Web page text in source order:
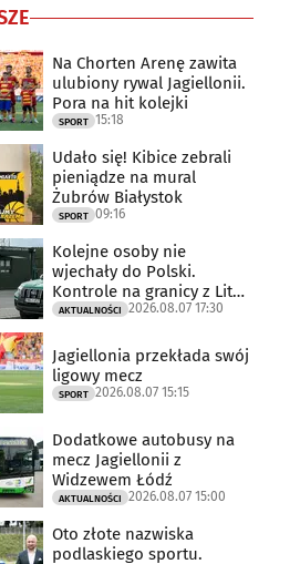
Na Chorten Arenę zawita
ulubiony rywal Jagiellonii.
Pora na hit kolejki
SPORT 15:18
Udało się! Kibice zebrali
pieniądze na mural
Żubrów Białystok
SPORT 09:16
Kolejne osoby nie
wjechały do Polski.
Kontrole na granicy z Litwą
trwają
AKTUALNOŚCI 2026.08.07 17:30
Jagiellonia przekłada swój
ligowy mecz
SPORT 2026.08.07 15:15
Dodatkowe autobusy na
mecz Jagiellonii z
Widzewem Łódź
AKTUALNOŚCI 2026.08.07 15:00
Oto złote nazwiska
podlaskiego sportu.